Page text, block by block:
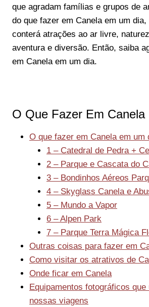
que agradam famílias e grupos de
do que fazer em Canela em um
conterá atrações ao ar livre,
aventura e diversão. Então, saiba
em Canela em um dia.
O Que Fazer Em
O que fazer em Canela em um
1 – Catedral de Pedra +
2 – Parque e Cascata do
3 – Bondinhos Aéreos
4 – Skyglass Canela e
5 – Mundo a Vapor
6 – Alpen Park
7 – Parque Terra Mágica
Outras coisas para fazer em
Como visitar os atrativos de
Onde ficar em Canela
Equipamentos fotográficos
nossas viagens